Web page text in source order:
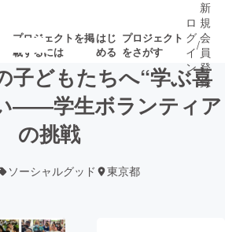
プロジェクトを掲
載するには
はじ
める
プロジェクト
をさがす
目の新着プロ募集終了が近いプ
ロ
グ
イ
ン
/
新
規
会
員
登
録
子どもたちへ“学ぶ喜
――学生ボランティア
の挑戦
ソーシャルグッド 東京都